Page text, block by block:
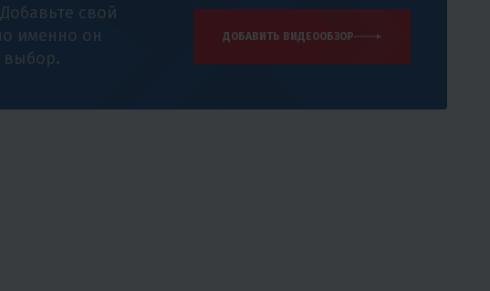
свой
именно он
выбор.
ДОБАВИТЬ ВИДЕООБЗОР